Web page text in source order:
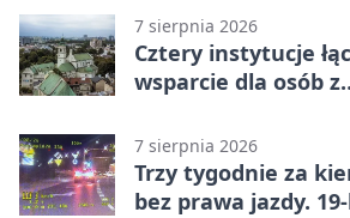
7 sierpnia 2026
Cztery instytucje
wsparcie dla osób z
7 sierpnia 2026
Trzy tygodnie za
bez prawa jazdy.